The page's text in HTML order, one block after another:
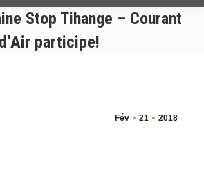
Stop Tihange – Courant
d’Air participe!
Fév 21 2018